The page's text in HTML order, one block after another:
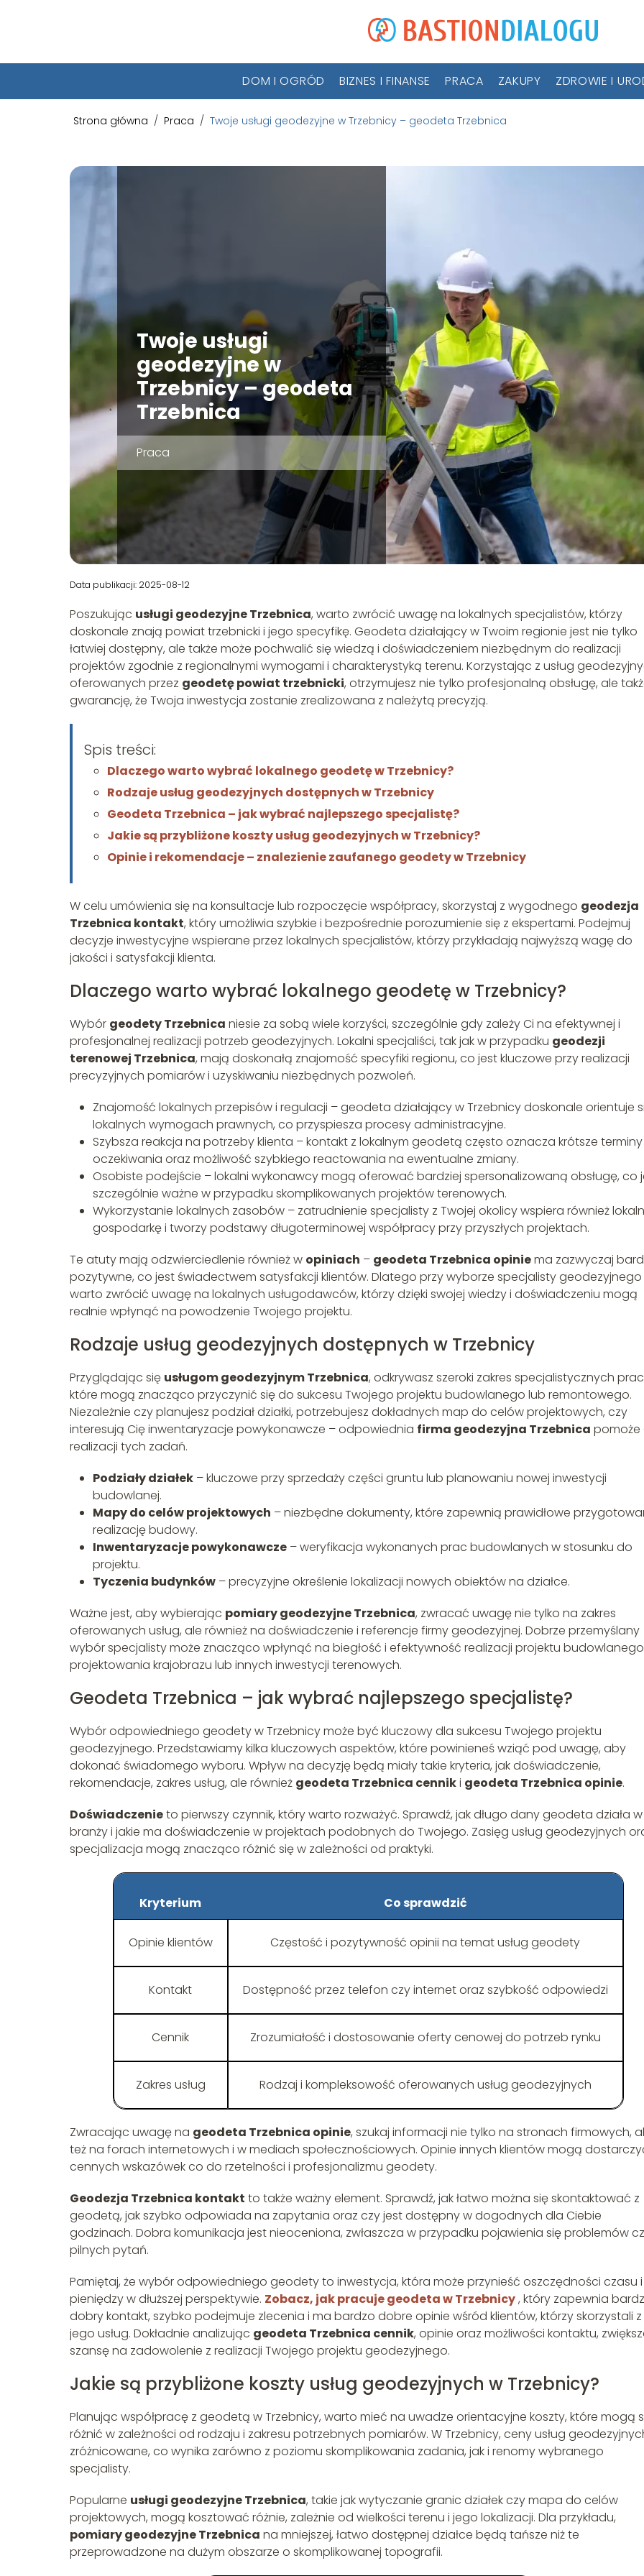
DOM I OGRÓD BIZNES I FINANSE PRACA ZAKUPY ZDROWIE I
Strona główna / Praca / Twoje usługi geodezyjne w Trzebnicy – geodeta Trzebnica
Twoje usługi
geodezyjne w
Trzebnicy – geodeta
Trzebnica
Praca
Data publikacji: 2025-08-12
Poszukując usługi geodezyjne Trzebnica, warto zwrócić uwagę na lokalnych specjalistów, którzy
doskonale znają powiat trzebnicki i jego specyfikę. Geodeta działający w Twoim regionie jest nie tylko
łatwiej dostępny, ale także może pochwalić się wiedzą i doświadczeniem niezbędnym do realizacji
projektów zgodnie z regionalnymi wymogami i charakterystyką terenu. Korzystając z usług
oferowanych przez geodetę powiat trzebnicki, otrzymujesz nie tylko profesjonalną obsługę, ale
gwarancję, że Twoja inwestycja zostanie zrealizowana z należytą precyzją.
Spis treści:
Dlaczego warto wybrać lokalnego geodetę w Trzebnicy?
Rodzaje usług geodezyjnych dostępnych w Trzebnicy
Geodeta Trzebnica – jak wybrać najlepszego specjalistę?
Jakie są przybliżone koszty usług geodezyjnych w Trzebnicy?
Opinie i rekomendacje – znalezienie zaufanego geodety w Trzebnicy
W celu umówienia się na konsultacje lub rozpoczęcie współpracy, skorzystaj z wygodnego geodezja
Trzebnica kontakt, który umożliwia szybkie i bezpośrednie porozumienie się z ekspertami. Podejmuj
decyzje inwestycyjne wspierane przez lokalnych specjalistów, którzy przykładają najwyższą wagę do
jakości i satysfakcji klienta.
Dlaczego warto wybrać lokalnego geodetę w Trzebnicy?
Wybór geodety Trzebnica niesie za sobą wiele korzyści, szczególnie gdy zależy Ci na efektywnej i
profesjonalnej realizacji potrzeb geodezyjnych. Lokalni specjaliści, tak jak w przypadku geodezji
terenowej Trzebnica, mają doskonałą znajomość specyfiki regionu, co jest kluczowe przy realizacji
precyzyjnych pomiarów i uzyskiwaniu niezbędnych pozwoleń.
Znajomość lokalnych przepisów i regulacji – geodeta działający w Trzebnicy doskonale orientuje
lokalnych wymogach prawnych, co przyspiesza procesy administracyjne.
Szybsza reakcja na potrzeby klienta – kontakt z lokalnym geodetą często oznacza krótsze terminy
oczekiwania oraz możliwość szybkiego reactowania na ewentualne zmiany.
Osobiste podejście – lokalni wykonawcy mogą oferować bardziej spersonalizowaną obsługę, co
szczególnie ważne w przypadku skomplikowanych projektów terenowych.
Wykorzystanie lokalnych zasobów – zatrudnienie specjalisty z Twojej okolicy wspiera również
gospodarkę i tworzy podstawy długoterminowej współpracy przy przyszłych projektach.
Te atuty mają odzwierciedlenie również w opiniach – geodeta Trzebnica opiniema zazwyczaj
pozytywne, co jest świadectwem satysfakcji klientów. Dlatego przy wyborze specjalisty geodezyjnego
warto zwrócić uwagę na lokalnych usługodawców, którzy dzięki swojej wiedzy i doświadczeniu mogą
realnie wpłynąć na powodzenie Twojego projektu.
Rodzaje usług geodezyjnych dostępnych w Trzebnicy
Przyglądając się usługom geodezyjnym Trzebnica, odkrywasz szeroki zakres specjalistycznych
które mogą znacząco przyczynić się do sukcesu Twojego projektu budowlanego lub remontowego.
Niezależnie czy planujesz podział działki, potrzebujesz dokładnych map do celów projektowych, czy
interesują Cię inwentaryzacje powykonawcze – odpowiednia firma geodezyjna Trzebnica pomoże
realizacji tych zadań.
Podziały działek – kluczowe przy sprzedaży części gruntu lub planowaniu nowej inwestycji
budowlanej.
Mapy do celów projektowych – niezbędne dokumenty, które zapewnią prawidłowe
realizację budowy.
Inwentaryzacje powykonawcze – weryfikacja wykonanych prac budowlanych w stosunku do
projektu.
Tyczenia budynków – precyzyjne określenie lokalizacji nowych obiektów na działce.
Ważne jest, aby wybierając pomiary geodezyjne Trzebnica, zwracać uwagę nie tylko na zakres
oferowanych usług, ale również na doświadczenie i referencje firmy geodezyjnej. Dobrze przemyślany
wybór specjalisty może znacząco wpłynąć na biegłość i efektywność realizacji projektu
projektowania krajobrazu lub innych inwestycji terenowych.
Geodeta Trzebnica – jak wybrać najlepszego specjalistę?
Wybór odpowiedniego geodety w Trzebnicy może być kluczowy dla sukcesu Twojego projektu
geodezyjnego. Przedstawiamy kilka kluczowych aspektów, które powinieneś wziąć pod uwagę, aby
dokonać świadomego wyboru. Wpływ na decyzję będą miały takie kryteria, jak doświadczenie,
rekomendacje, zakres usług, ale również geodeta Trzebnica cenniki geodeta Trzebnica opinie.
Doświadczenieto pierwszy czynnik, który warto rozważyć. Sprawdź, jak długo dany geodeta działa w
branży i jakie ma doświadczenie w projektach podobnych do Twojego. Zasięg usług geodezyjnych
specjalizacja mogą znacząco różnić się w zależności od praktyki.
Kryterium Co sprawdzić
Opinie klientów Częstość i pozytywność opinii na temat usług geodety
Kontakt Dostępność przez telefon czy internet oraz szybkość odpowiedzi
Cennik Zrozumiałość i dostosowanie oferty cenowej do potrzeb rynku
Zakres usług Rodzaj i kompleksowość oferowanych usług geodezyjnych
Zwracając uwagę na geodeta Trzebnica opinie, szukaj informacji nie tylko na stronach firmowych,
też na forach internetowych i w mediach społecznościowych. Opinie innych klientów mogą
cennych wskazówek co do rzetelności i profesjonalizmu geodety.
Geodezja Trzebnica kontakt to także ważny element. Sprawdź, jak łatwo można się skontaktować z
geodetą, jak szybko odpowiada na zapytania oraz czy jest dostępny w dogodnych dla Ciebie
godzinach. Dobra komunikacja jest nieoceniona, zwłaszcza w przypadku pojawienia się problemów
pilnych pytań.
Pamiętaj, że wybór odpowiedniego geodety to inwestycja, która może przynieść oszczędności czasu i
pieniędzy w dłuższej perspektywie. Zobacz, jak pracuje geodeta w Trzebnicy, który zapewnia
dobry kontakt, szybko podejmuje zlecenia i ma bardzo dobre opinie wśród klientów, którzy skorzystali z
jego usług. Dokładnie analizując geodeta Trzebnica cennik, opinie oraz możliwości kontaktu,
szansę na zadowolenie z realizacji Twojego projektu geodezyjnego.
Jakie są przybliżone koszty usług geodezyjnych w Trzebnicy?
Planując współpracę z geodetą w Trzebnicy, warto mieć na uwadze orientacyjne koszty, które mogą
różnić w zależności od rodzaju i zakresu potrzebnych pomiarów. W Trzebnicy, ceny usług
zróżnicowane, co wynika zarówno z poziomu skomplikowania zadania, jak i renomy wybranego
specjalisty.
Popularne usługi geodezyjne Trzebnica, takie jak wytyczanie granic działek czy mapa do celów
projektowych, mogą kosztować różnie, zależnie od wielkości terenu i jego lokalizacji. Dla przykładu,
pomiary geodezyjne Trzebnica na mniejszej, łatwo dostępnej działce będą tańsze niż te
przeprowadzone na dużym obszarze o skomplikowanej topografii.